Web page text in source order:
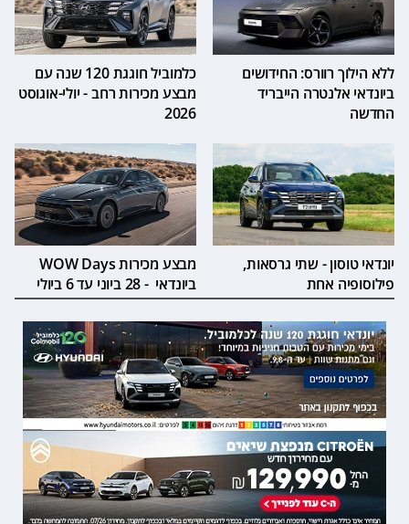
ללא הילוך רוורס: החידושים
ביונדאי אלנטרה הייבריד
החדשה
כלמוביל חוגגת 120 שנה עם
מבצע מכירות רחב - יולי-אוגוסט
2026
יונדאי טוסון - שתי גרסאות,
פילוסופיה אחת
מבצע מכירות WOW Days
ביונדאי - 28 ביוני עד 6 ביולי